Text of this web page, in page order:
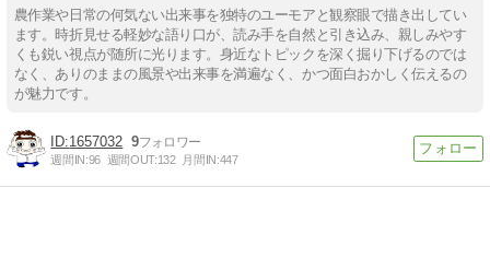
農作業や日常の何気ない出来事を独特のユーモアと観察眼で描き出してい
ます。時折見せる軽妙な語り口が、読み手を自然と引き込み、親しみやす
くも鋭い視点が随所に光ります。身近なトピックを深く掘り下げるのでは
なく、ありのままの風景や出来事を満遍なく、かつ面白おかしく伝えるの
が魅力です。
1657032 9
週間IN:96 週間OUT:132 月間IN:447